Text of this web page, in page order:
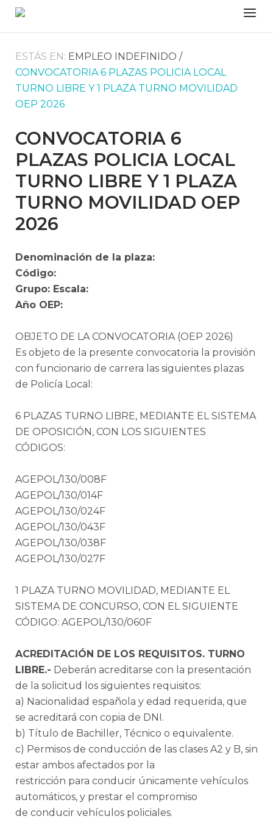
Skip
Menu
ESTÁS EN: EMPLEO INDEFINIDO /
CONVOCATORIA 6 PLAZAS POLICIA LOCAL
TURNO LIBRE Y 1 PLAZA TURNO MOVILIDAD
OEP 2026
CONVOCATORIA 6
PLAZAS POLICIA LOCAL
TURNO LIBRE Y 1 PLAZA
TURNO MOVILIDAD OEP
2026
Denominación de la plaza:
Código:
Grupo: Escala:
Año OEP:
OBJETO DE LA CONVOCATORIA (OEP 2026)
Es objeto de la presente convocatoria la provisión
con funcionario de carrera las siguientes plazas
de Policía Local:
6 PLAZAS TURNO LIBRE, MEDIANTE EL SISTEMA
DE OPOSICIÓN, CON LOS SIGUIENTES
CÓDIGOS:
AGEPOL/130/008F
AGEPOL/130/014F
AGEPOL/130/024F
AGEPOL/130/043F
AGEPOL/130/038F
AGEPOL/130/027F
1 PLAZA TURNO MOVILIDAD, MEDIANTE EL
SISTEMA DE CONCURSO, CON EL SIGUIENTE
CÓDIGO: AGEPOL/130/060F
ACREDITACIÓN DE LOS REQUISITOS. TURNO
LIBRE.- Deberán acreditarse con la presentación
de la solicitud los siguientes requisitos:
a) Nacionalidad española y edad requerida, que
se acreditará con copia de DNI.
b) Título de Bachiller, Técnico o equivalente.
c) Permisos de conducción de las clases A2 y B, sin
estar ambos afectados por la
restricción para conducir únicamente vehículos
automáticos, y prestar el compromiso
de conducir vehículos policiales.